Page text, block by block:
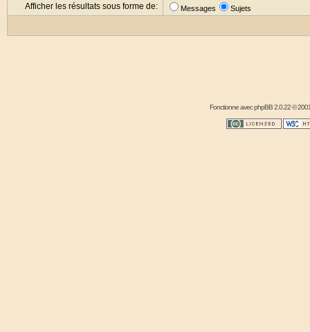
Afficher les résultats sous forme de: Messages Sujets
Fonctionne avecphpBB2.0.22 ©